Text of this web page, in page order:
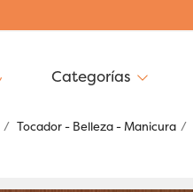
Tocador - Belleza - Manicura